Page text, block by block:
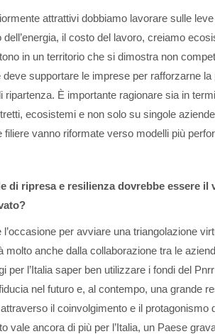
attrattivi dobbiamo lavorare sulle
il costo del lavoro, creiamo
in un territorio che si dimostra non
supportare le imprese per rafforzarne
ripartenza. È importante ragionare sia in
ecosistemi e non solo su singole
filiere vanno riformate verso modelli più
di ripresa e resilienza dovrebbe essere
l’occasione per avviare una triangolazione
molto anche dalla collaborazione tra le
per l’Italia saper ben utilizzare i fondi del
nel futuro e, al contempo, una grande
il coinvolgimento e il protagonismo
vale ancora di più per l’Italia, un Paese